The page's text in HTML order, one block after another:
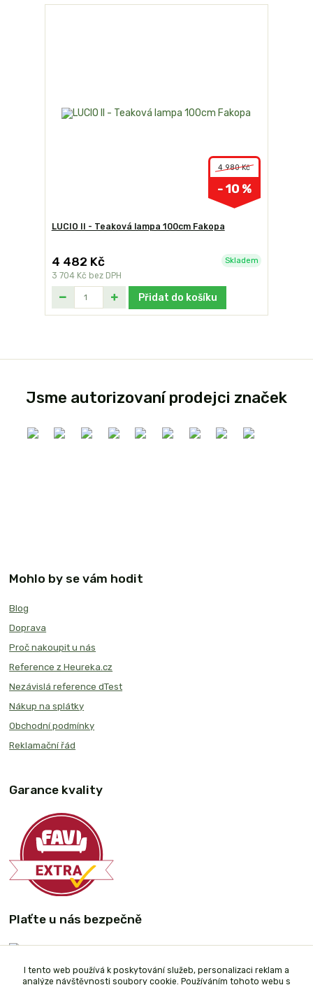
4 980 Kč
- 10 %
LUCIO II - Teaková lampa 100cm Fakopa
4 482 Kč
3 704 Kč bez DPH
Skladem
Přidat do košíku
Jsme autorizovaní prodejci značek
Mohlo by se vám hodit
Blog
Doprava
Proč nakoupit u nás
Reference z Heureka.cz
Nezávislá reference dTest
Nákup na splátky
Obchodní podmínky
Reklamační řád
Garance kvality
Plaťte u nás bezpečně
I tento web používá k poskytování služeb, personalizaci reklam a
analýze návštěvnosti soubory cookie. Používáním tohoto webu s